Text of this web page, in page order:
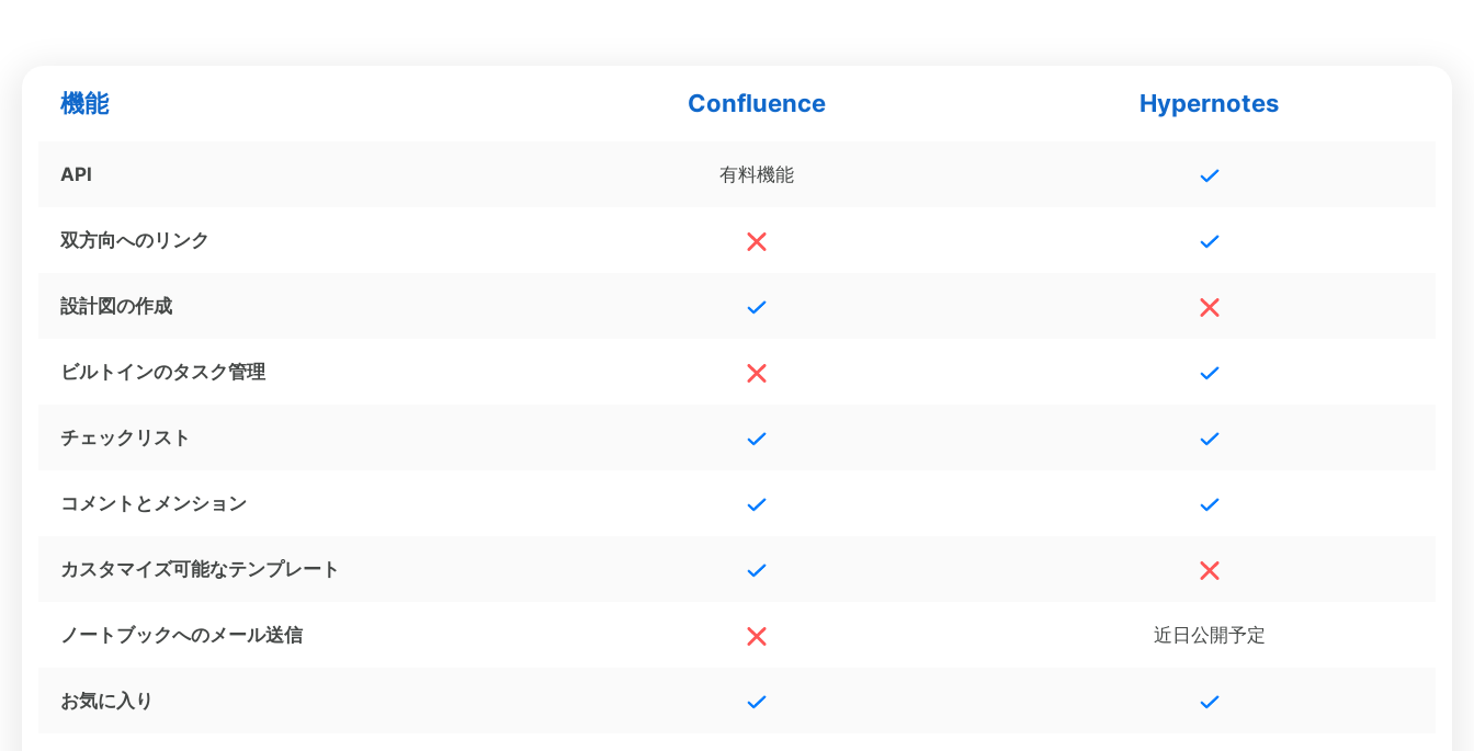
機能 Confluence Hypernotes
API 有料機能
双方向へのリンク
設計図の作成
ビルトインのタスク管理
チェックリスト
コメントとメンション
カスタマイズ可能なテンプレート
ノートブックへのメール送信 近日公開予定
お気に入り